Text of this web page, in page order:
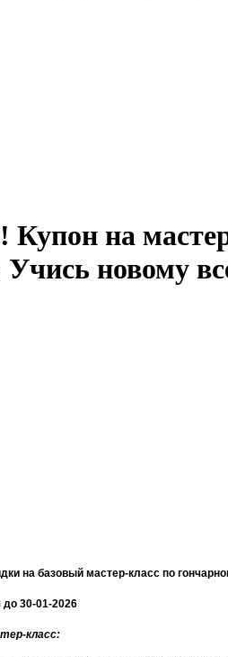
на
новому
на базовый мастер-класс по
30-01-2026
класс: